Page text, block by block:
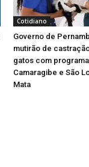
Cotidiano
Governo de
mutirão de
gatos com
Camaragibe e São
Mata